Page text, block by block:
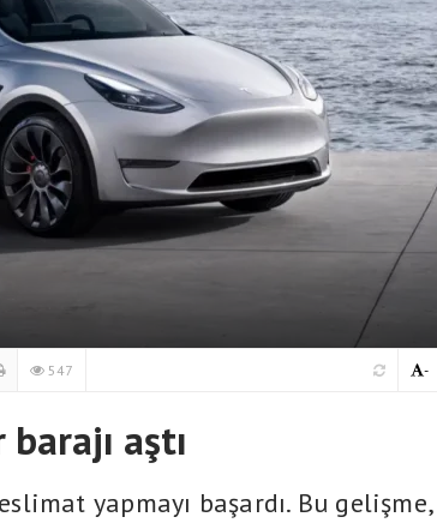
547 -
aştı
yapmayı başardı. Bu gelişme,